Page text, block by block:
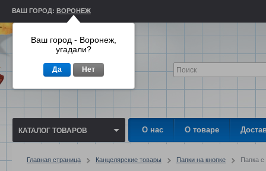
ВАШ ГОРОД: ВОРОНЕЖ
КАТАЛОГ ТОВАРОВ О нас О товаре
Главная страница Канцелярские товары Папки на кнопке Папка с
Ваш город - Воронеж,
угадали?
Да Нет